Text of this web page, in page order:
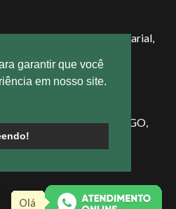
garantir que você
em nosso site.
Cidade Empresarial,
Jardim Vitoria, Goiânia - GO,
Studio, 2, 3 suítes e